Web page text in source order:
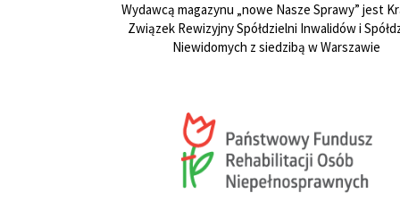
Wydawcą magazynu „nowe Nasze Sprawy” jest
Związek Rewizyjny Spółdzielni Inwalidów i
Niewidomych z siedzibą w Warszawie